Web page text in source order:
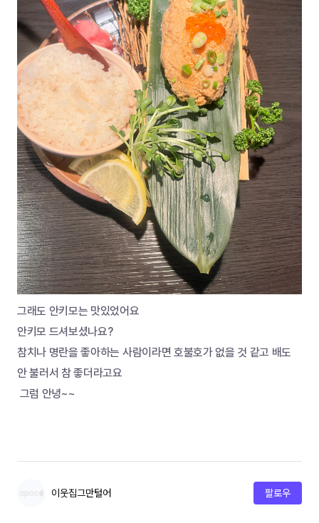
그래도 안키모는 맛있었어요
안키모 드셔보셨나요?
참치나 명란을 좋아하는 사람이라면 호불호가 없을 것 같고 배도
안 불러서 참 좋더라고요
그럼 안녕~~
이웃집그만털어 팔로우